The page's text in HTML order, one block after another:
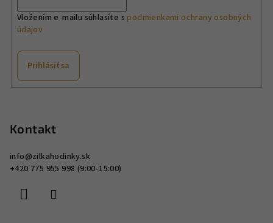
Vložením e-mailu súhlasíte spodmienkami ochrany osobných
údajov
Prihlásiť sa
Kontakt
info@zilkahodinky.sk
+420 775 955 998 (9:00-15:00)